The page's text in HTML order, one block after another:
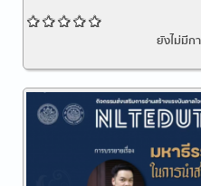
ยังไม่มีก